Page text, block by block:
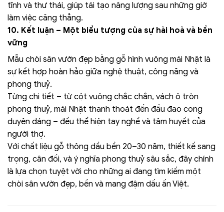
tĩnh và thư thái, giúp tái tạo năng lượng sau những giờ
làm việc căng thẳng.
10. Kết luận – Một biểu tượng của sự hài hoà và bền
vững
Mẫu chòi sân vườn đẹp bằng gỗ hình vuông mái Nhật là
sự kết hợp hoàn hảo giữa nghệ thuật, công năng và
phong thuỷ.
Từng chi tiết – từ cột vuông chắc chắn, vách ô tròn
phong thuỷ, mái Nhật thanh thoát đến đầu đao cong
duyên dáng – đều thể hiện tay nghề và tâm huyết của
người thợ.
Với chất liệu gỗ thông dầu bền 20–30 năm, thiết kế sang
trọng, cân đối, và ý nghĩa phong thuỷ sâu sắc, đây chính
là lựa chọn tuyệt vời cho những ai đang tìm kiếm một
chòi sân vườn đẹp, bền và mang đậm dấu ấn Việt.